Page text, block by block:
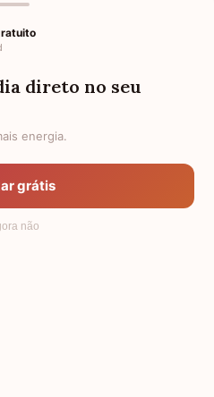
horas, tornando-se o debut
um único dia,.
direto no seu
energia.
grátis
não